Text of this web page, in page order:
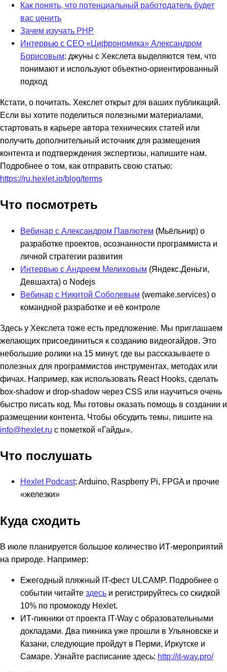
Как понять, что потенциальный работодатель будет
вас ценить
Зачем изучать PHP
Интервью с CEO «Цифрономика» Александром
Борисовым: джуны с Хекслета выделяются тем, что
понимают и используют объектно-ориентированный
подход
Кстати, о почитать. Хекслет открыт для ваших публикаций.
Если вы хотите поделиться полезными материалами,
стартовать в карьере автора технических статей или
получить дополнительный источник для размещения
контента и подтверждения экспертизы, напишите нам.
Подробнее о том, как отправить свою статью:
https://ru.hexlet.io/blog/terms
Что посмотреть
Вебинар с Александром Павлютем (Мьёльнир) о
разработке проектов, осознанности программиста и
личной стратегии развития
Интервью с Андреем Мелиховым (Яндекс.Деньги,
Девшахта) о Nodejs
Вебинар с Никитой Соболевым (wemake.services) о
командной разработке и её контроле
Здесь у Хекслета тоже есть предложение. Мы приглашаем
желающих присоединиться к созданию видеогайдов. Это
небольшие ролики на 15 минут, где вы рассказываете о
полезных для программистов инструментах, методах или
фичах. Например, как использовать React Hooks, сделать
box-shadow и drop-shadow через CSS или научиться очень
быстро писать код. Мы готовы оказать помощь в создании и
размещении контента. Чтобы обсудить темы, пишите на
info@hexlet.ru с пометкой «‎Гайды».
Что послушать
Hexlet Podcast: Arduino, Raspberry Pi, FPGA и прочие
«‎железки»
Куда сходить
В июле планируется большое количество ИТ-мероприятий
на природе. Например:
Ежегодный пляжный IT-фест ULCAMP. Подробнее о
событии читайте здесь и регистрируйтесь со скидкой
10% по промокоду Hexlet.
ИТ-пикники от проекта IT-Way с образовательными
докладами. Два пикника уже прошли в Ульяновске и
Казани, следующие пройдут в Перми, Иркутске и
Самаре. Узнайте расписание здесь: http://it-way.pro/